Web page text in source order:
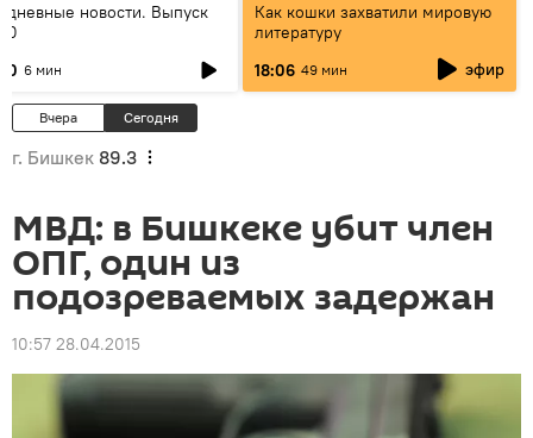
новости. Выпуск
6 мин
Как кошки захватили мировую
литературу
18:06 49 мин эфир
Вчера Сегодня
г. Бишкек 89.3
МВД: в Бишкеке убит член
ОПГ, один из
подозреваемых задержан
10:57 28.04.2015